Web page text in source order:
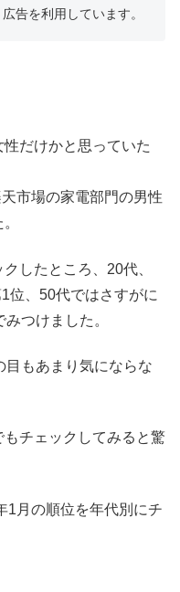
告を利用しています。
だけかと思っていた
市場の家電部門の男性
したところ、20代、
位、50代ではさすがに
つけました。
目もあまり気にならな
チェックしてみると驚
1月の順位を年代別にチ